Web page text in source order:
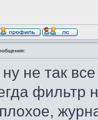
не так
фильтр